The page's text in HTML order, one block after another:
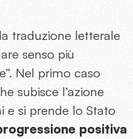
traduzione letterale
senso più
Nel primo caso
subisce l’azione
e si prende lo Stato
positiva